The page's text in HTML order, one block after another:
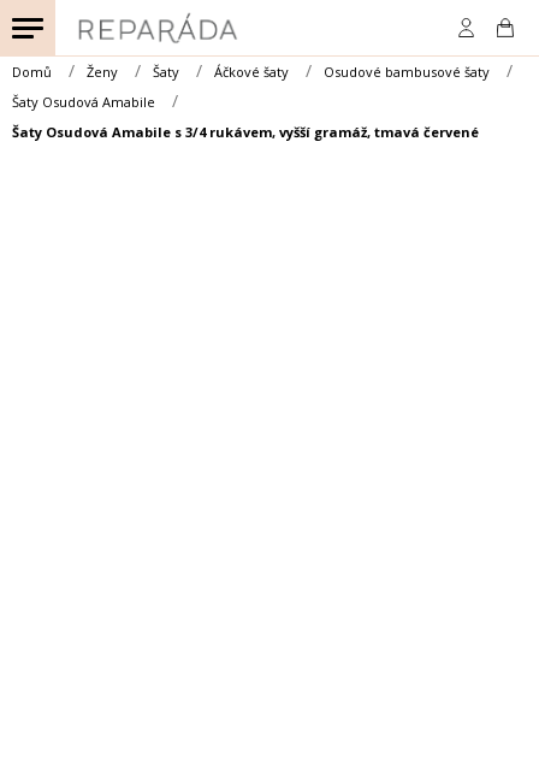
na
obsah
Domů Ženy Šaty Áčkové šaty
Osudové bambusové šaty
Šaty Osudová Amabile
Šaty Osudová Amabile s 3/4 rukávem, vyšší gramáž, tmavá červené